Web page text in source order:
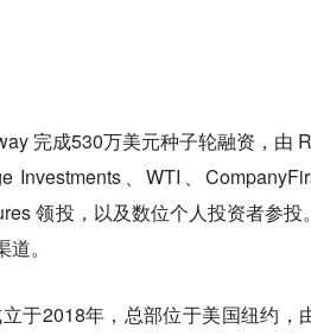
完成530万美元种子轮融资，由
Investments、WTI、
领投，以及数位个人投资者参投
。
于2018年，总部位于美国纽约，